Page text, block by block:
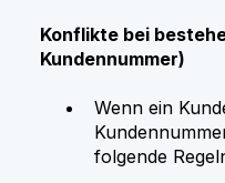
Konflikte bei
Kundennummer)
Wenn ein
folgende